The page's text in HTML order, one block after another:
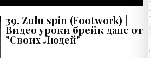
39. Zulu spin (Footwork) |
Видео уроки брейк данс от
"Своих Людей"